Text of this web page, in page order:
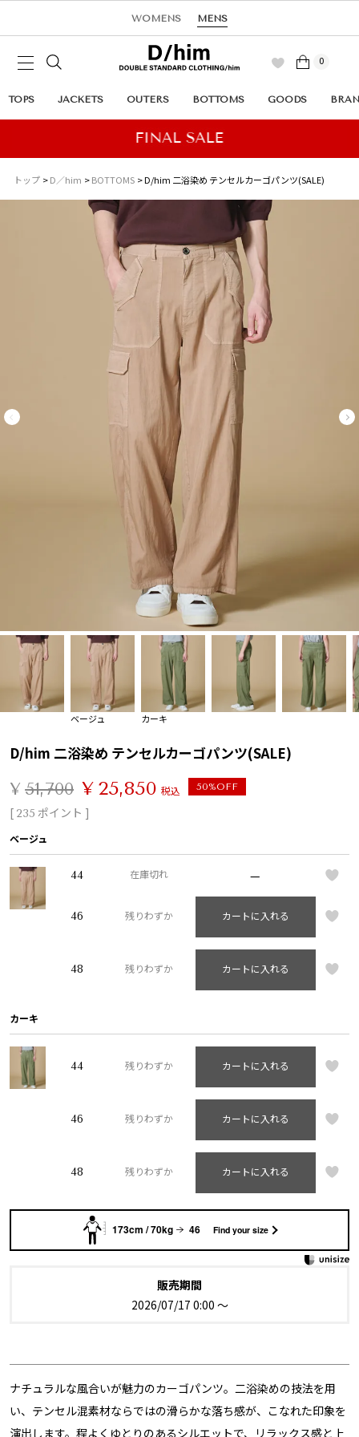
WOMENS MENS
0
TOPS JACKETS OUTERS BOTTOMS GOODS
トップ D／him BOTTOMS D/him 二浴染め テンセルカーゴパンツ(SALE)
ベージュ カーキ
D/him 二浴染め テンセルカーゴパンツ(SALE)
¥ 51,700 ¥ 25,850 税込 50%OFF
[ 235 ポイント ]
ベージュ
44 在庫切れ —
46 残りわずか カートに入れる
48 残りわずか カートに入れる
カーキ
44 残りわずか カートに入れる
46 残りわずか カートに入れる
48 残りわずか カートに入れる
173cm / 70kg 46 Find your size
販売期間
2026/07/17 0:00 〜
ナチュラルな風合いが魅力のカーゴパンツ。二浴染めの技法を用
い、テンセル混素材ならではの滑らかな落ち感が、こなれた印象を
演出します。程よくゆとりのあるシルエットで、リラックス感と上